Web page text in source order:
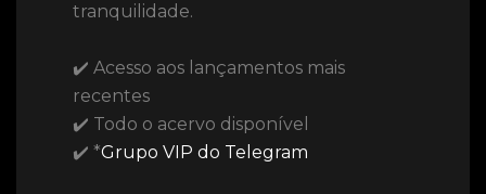
tranquilidade.
✔️ Acesso aos lançamentos mais
recentes
✔️ Todo o acervo disponível
✔️ *Grupo VIP do Telegram